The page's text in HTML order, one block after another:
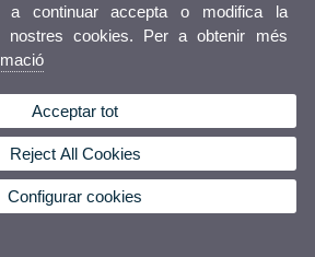
a continuar accepta o modifica la
nostres cookies. Per a obtenir més
Acceptar tot
Reject All Cookies
Configurar cookies